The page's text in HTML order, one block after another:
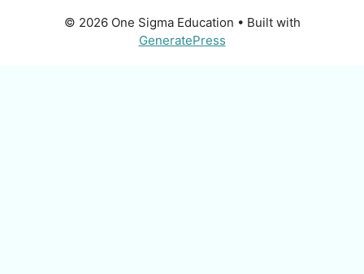
© 2026 One Sigma Education • Built with
GeneratePress